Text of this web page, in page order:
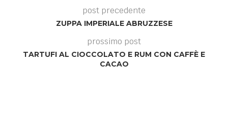
post precedente
ZUPPA IMPERIALE ABRUZZESE
prossimo post
TARTUFI AL CIOCCOLATO E RUM CON CAFFÈ E
CACAO